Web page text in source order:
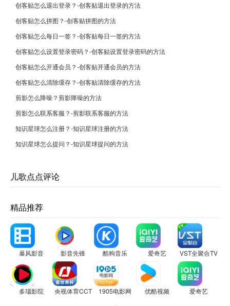
创客贴怎么退出登录？-创客贴退出登录的方法
创客贴怎么拼图？-创客贴拼图的方法
创客贴怎么每日一签？-创客贴每日一签的方法
创客贴怎么设置登录密码？-创客贴设置登录密码的方法
创客贴怎么开通会员？-创客贴开通会员的方法
创客贴怎么清除缓存？-创客贴清除缓存的方法
剪影怎么降噪？剪影降噪的方法
剪影怎么联系客服？-剪影联系客服的方法
知识星球怎么注册？-知识星球注册的方法
知识星球怎么提问？-知识星球提问的方法
儿歌点点评论
精品推荐
暴风影音 影音先锋 酷狗音乐 爱奇艺 VST全聚合TV版
多瑙影院 央视体育CCTV51905电影网 优酷视频 爱奇艺